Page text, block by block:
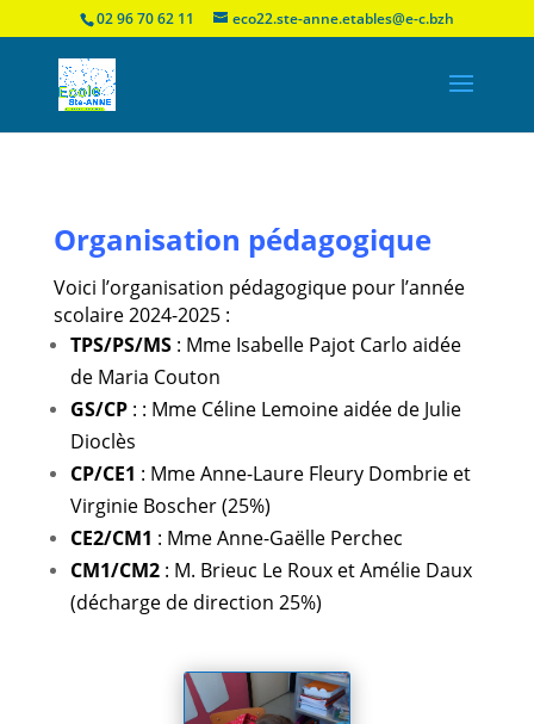
02 96 70 62 11 eco22.ste-anne.etables@e-c.bzh
Organisation pédagogique
Voici l’organisation pédagogique pour l’année
scolaire 2024-2025 :
TPS/PS/MS: Mme Isabelle Pajot Carlo aidée
de Maria Couton
GS/CP: : Mme Céline Lemoine aidée de Julie
Dioclès
CP/CE1 : Mme Anne-Laure Fleury Dombrie et
Virginie Boscher (25%)
CE2/CM1 : Mme Anne-Gaëlle Perchec
CM1/CM2: M. Brieuc Le Roux et Amélie Daux
(décharge de direction 25%)